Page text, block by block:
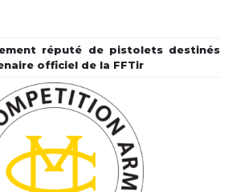
réputé de pistolets destinés
officiel de la FFTir